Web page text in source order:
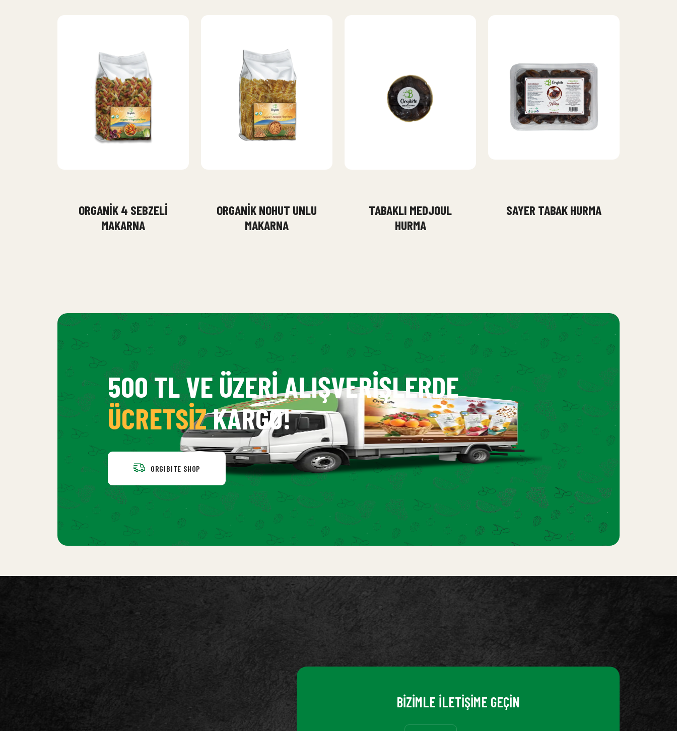
ORGANIK 4 SEBZELI
MAKARNA
ORGANIK NOHUT UNLU
MAKARNA
TABAKLI MEDJOUL
HURMA
SAYER TABAK HURMA
500 TL VE ÜZERI ALIŞVERIŞLERDE
ÜCRETSIZKARGO!
ORGIBITE SHOP
BİZİMLE İLETİŞİME GEÇİN